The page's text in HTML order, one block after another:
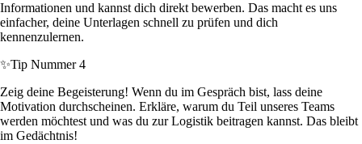
Informationen und kannst dich direkt bewerben. Das macht es uns
einfacher, deine Unterlagen schnell zu prüfen und dich
kennenzulernen.
✨Tip Nummer 4
Zeig deine Begeisterung! Wenn du im Gespräch bist, lass deine
Motivation durchscheinen. Erkläre, warum du Teil unseres Teams
werden möchtest und was du zur Logistik beitragen kannst. Das bleibt
im Gedächtnis!